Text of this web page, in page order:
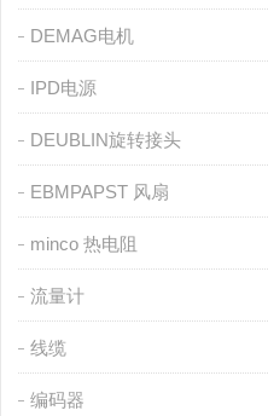
DEMAG电机
IPD电源
DEUBLIN旋转接头
EBMPAPST 风扇
minco 热电阻
流量计
线缆
编码器